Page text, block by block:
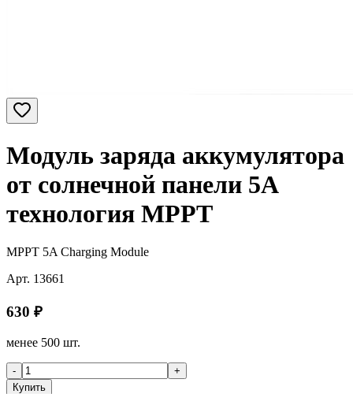
Модуль заряда аккумулятора
от солнечной панели 5А
технология MPPT
MPPT 5A Charging Module
Арт. 13661
630 ₽
менее 500 шт.
-
+
Купить